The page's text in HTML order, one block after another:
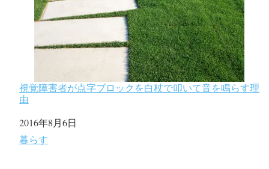
視覚障害者が点字ブロックを白杖で叩いて音を鳴らす理
由
日付
2016年8月6日
関連理由
暮らす